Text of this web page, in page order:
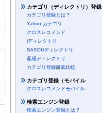
カテゴリ（ディレクトリ）登録
カテゴリ登録とは？
Yahoo!カテゴリ
クロスレコメンド
iディレクトリ
SASOUディレクトリ
産経ディレクトリ
カテゴリ登録徹底比較
カテゴリ登録（モバイル
クロスレコメンドモバイル
検索エンジン登録
検索エンジン登録とは？